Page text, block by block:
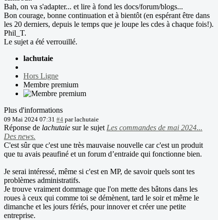
Bah, on va s'adapter... et lire à fond les docs/forum/blogs...
Bon courage, bonne continuation et à bientôt (en espérant être dans
les 20 derniers, depuis le temps que je loupe les cdes à chaque fois!).
Phil_T.
Le sujet a été verrouillé.
lachutaie
Hors Ligne
Membre premium
Plus d'informations
09 Mai 2024 07:31 #4 parlachutaie
Réponse de lachutaie sur le sujet Les commandes de mai 2024...
Des news.
C'est sûr que c'est une très mauvaise nouvelle car c'est un produit
que tu avais peaufiné et un forum d’entraide qui fonctionne bien.
Je serai intéressé, même si c'est en MP, de savoir quels sont tes
problèmes administratifs.
Je trouve vraiment dommage que l'on mette des bâtons dans les
roues à ceux qui comme toi se démènent, tard le soir et même le
dimanche et les jours fériés, pour innover et créer une petite
entreprise.